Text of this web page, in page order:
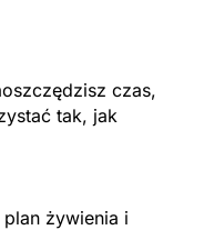
czas,
tak, jak
żywienia i